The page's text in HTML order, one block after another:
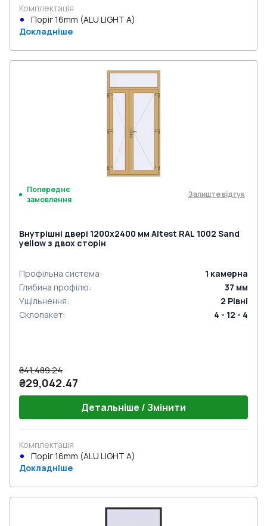
Комплектація
Поріг 16mm (ALU LIGHT A)
Докладніше
Попереднє
замовлення
Залиште відгук
Внутрішні двері 1200x2400 мм Altest RAL 1002 Sand
yellow з двох сторін
Профільна система: 1 камерна
Глибина профілю: 37 мм
Ущільнення: 2 Рівні
Склопакет: 4 - 12 - 4
₴41,489.24
₴29,042.47
Детальніше / Змінити
Комплектація
Поріг 16mm (ALU LIGHT A)
Докладніше